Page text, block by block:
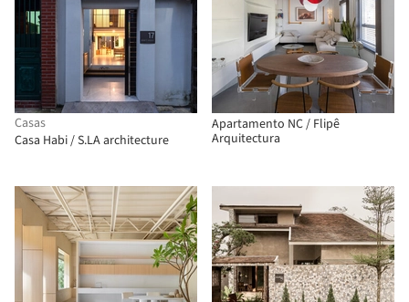
Casas
Casa Habi / S.LA architecture
Apartamento NC / Flipê
Arquitectura